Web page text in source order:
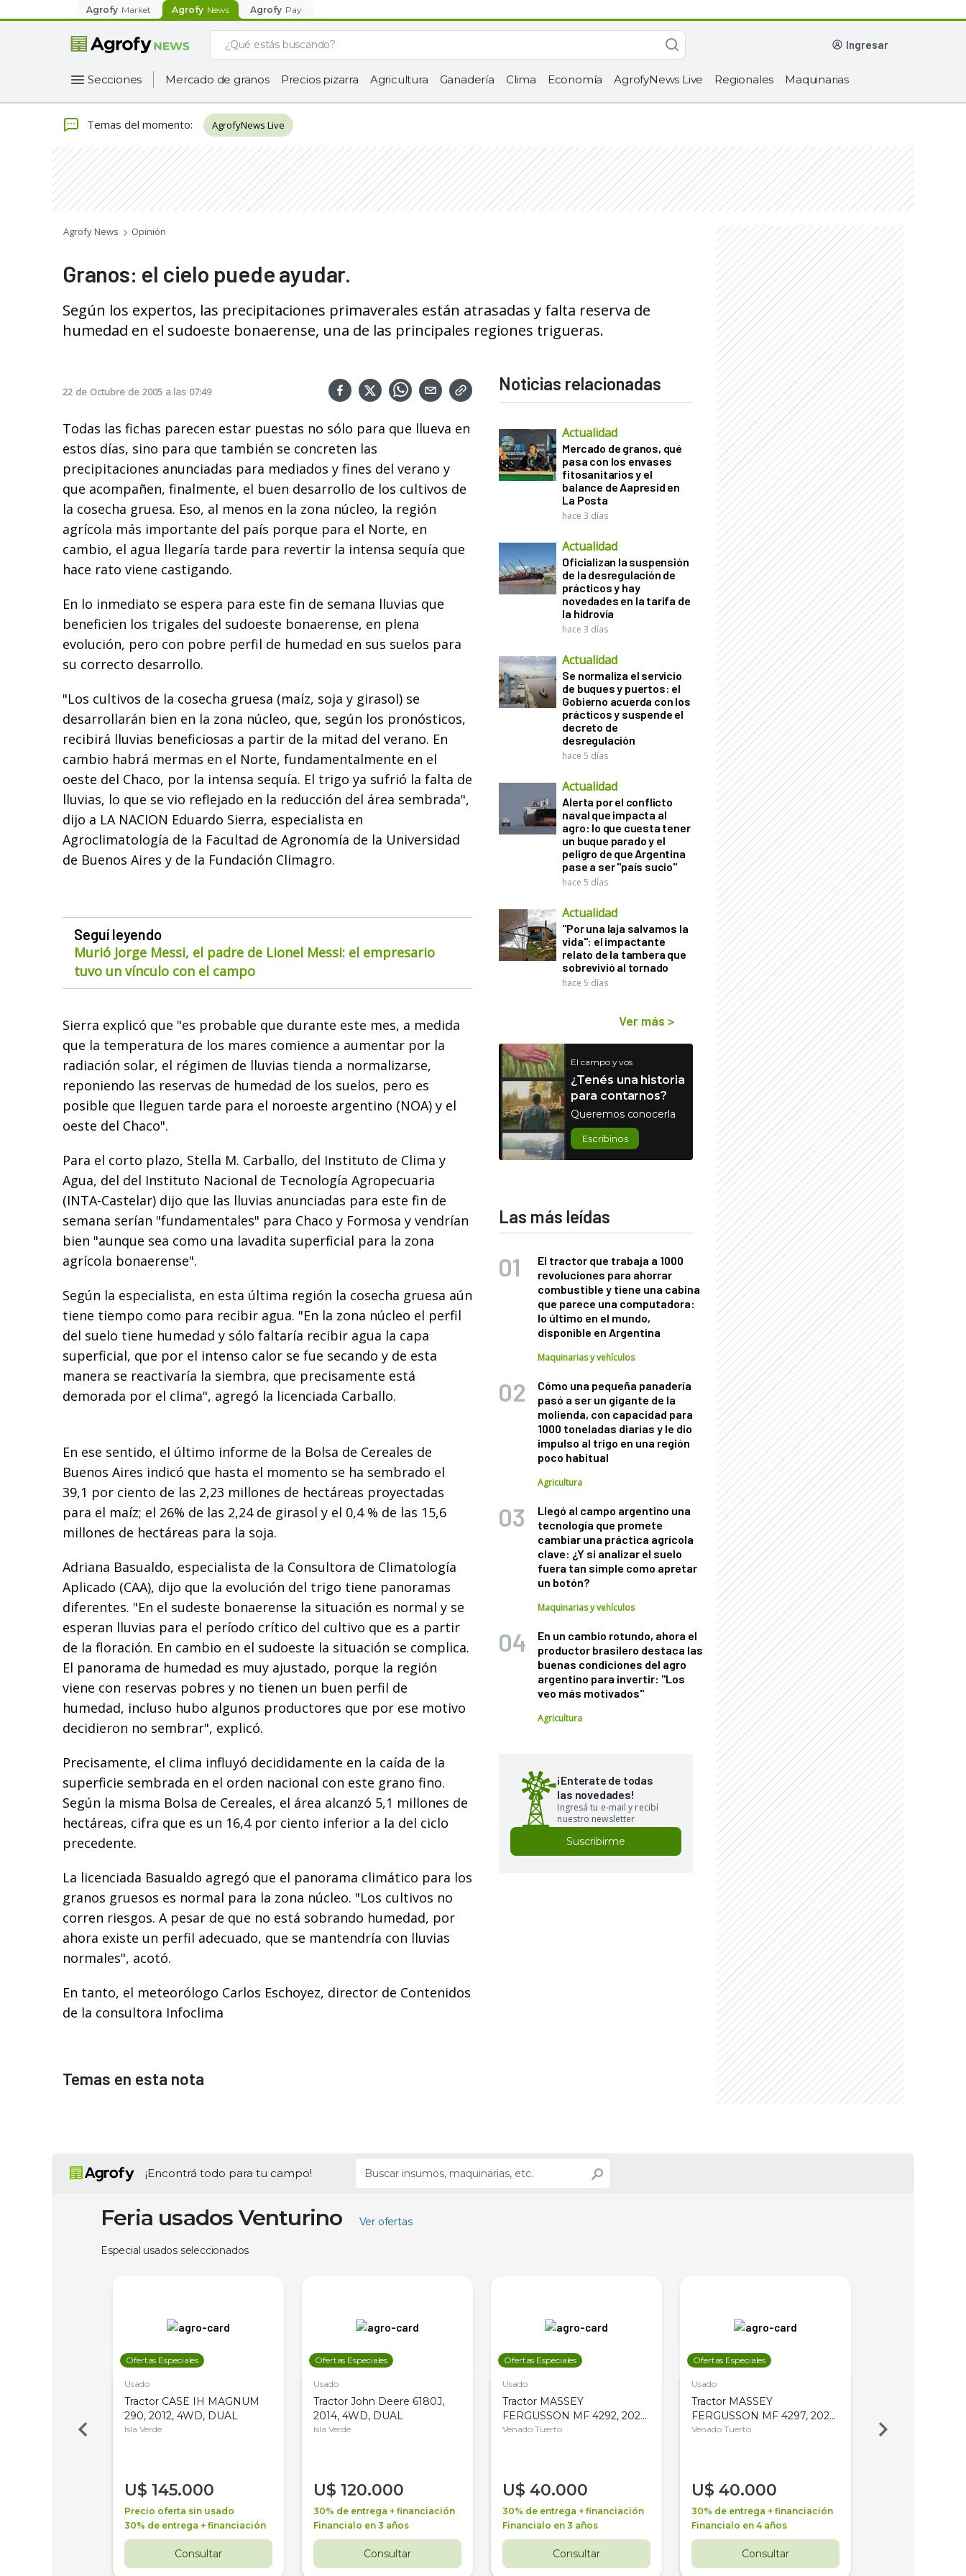
Agrofy Market Agrofy News Agrofy Pay
ingresar
Secciones Mercado de granos Precios pizarra Agricultura Ganadería Clima Economía AgrofyNews Live Regionales Maquinarias
Temas del momento: AgrofyNews Live
Agrofy News Opinión
Granos: el cielo puede ayudar.
Según los expertos, las precipitaciones primaverales están atrasadas y falta reserva de
humedad en el sudoeste bonaerense, una de las principales regiones trigueras.
22 de Octubre de 2005 a las 07:49
Todas las fichas parecen estar puestas no sólo para que llueva en
estos días, sino para que también se concreten las
precipitaciones anunciadas para mediados y fines del verano y
que acompañen, finalmente, el buen desarrollo de los cultivos de
la cosecha gruesa. Eso, al menos en la zona núcleo, la región
agrícola más importante del país porque para el Norte, en
cambio, el agua llegaría tarde para revertir la intensa sequía que
hace rato viene castigando.
En lo inmediato se espera para este fin de semana lluvias que
beneficien los trigales del sudoeste bonaerense, en plena
evolución, pero con pobre perfil de humedad en sus suelos para
su correcto desarrollo.
"Los cultivos de la cosecha gruesa (maíz, soja y girasol) se
desarrollarán bien en la zona núcleo, que, según los pronósticos,
recibirá lluvias beneficiosas a partir de la mitad del verano. En
cambio habrá mermas en el Norte, fundamentalmente en el
oeste del Chaco, por la intensa sequía. El trigo ya sufrió la falta de
lluvias, lo que se vio reflejado en la reducción del área sembrada",
dijo a LA NACION Eduardo Sierra, especialista en
Agroclimatología de la Facultad de Agronomía de la Universidad
de Buenos Aires y de la Fundación Climagro.
Seguí leyendo
Murió Jorge Messi, el padre de Lionel Messi: el empresario
tuvo un vínculo con el campo
Sierra explicó que "es probable que durante este mes, a medida
que la temperatura de los mares comience a aumentar por la
radiación solar, el régimen de lluvias tienda a normalizarse,
reponiendo las reservas de humedad de los suelos, pero es
posible que lleguen tarde para el noroeste argentino (NOA) y el
oeste del Chaco".
Para el corto plazo, Stella M. Carballo, del Instituto de Clima y
Agua, del del Instituto Nacional de Tecnología Agropecuaria
(INTA-Castelar) dijo que las lluvias anunciadas para este fin de
semana serían "fundamentales" para Chaco y Formosa y vendrían
bien "aunque sea como una lavadita superficial para la zona
agrícola bonaerense".
Según la especialista, en esta última región la cosecha gruesa aún
tiene tiempo como para recibir agua. "En la zona núcleo el perfil
del suelo tiene humedad y sólo faltaría recibir agua la capa
superficial, que por el intenso calor se fue secando y de esta
manera se reactivaría la siembra, que precisamente está
demorada por el clima", agregó la licenciada Carballo.
En ese sentido, el último informe de la Bolsa de Cereales de
Buenos Aires indicó que hasta el momento se ha sembrado el
39,1 por ciento de las 2,23 millones de hectáreas proyectadas
para el maíz; el 26% de las 2,24 de girasol y el 0,4 % de las 15,6
millones de hectáreas para la soja.
Adriana Basualdo, especialista de la Consultora de Climatología
Aplicado (CAA), dijo que la evolución del trigo tiene panoramas
diferentes. "En el sudeste bonaerense la situación es normal y se
esperan lluvias para el período crítico del cultivo que es a partir
de la floración. En cambio en el sudoeste la situación se complica.
El panorama de humedad es muy ajustado, porque la región
viene con reservas pobres y no tienen un buen perfil de
humedad, incluso hubo algunos productores que por ese motivo
decidieron no sembrar", explicó.
Precisamente, el clima influyó decididamente en la caída de la
superficie sembrada en el orden nacional con este grano fino.
Según la misma Bolsa de Cereales, el área alcanzó 5,1 millones de
hectáreas, cifra que es un 16,4 por ciento inferior a la del ciclo
precedente.
La licenciada Basualdo agregó que el panorama climático para los
granos gruesos es normal para la zona núcleo. "Los cultivos no
corren riesgos. A pesar de que no está sobrando humedad, por
ahora existe un perfil adecuado, que se mantendría con lluvias
normales", acotó.
En tanto, el meteorólogo Carlos Eschoyez, director de Contenidos
de la consultora Infoclima
Noticias relacionadas
Actualidad
Mercado de granos, qué
pasa con los envases
fitosanitarios y el
balance de Aapresid en
La Posta
hace 3 días
Actualidad
Oficializan la suspensión
de la desregulación de
prácticos y hay
novedades en la tarifa de
la hidrovía
hace 3 días
Actualidad
Se normaliza el servicio
de buques y puertos: el
Gobierno acuerda con los
prácticos y suspende el
decreto de
desregulación
hace 5 días
Actualidad
Alerta por el conflicto
naval que impacta al
agro: lo que cuesta tener
un buque parado y el
peligro de que Argentina
pase a ser "país sucio"
hace 5 días
Actualidad
"Por una laja salvamos la
vida": el impactante
relato de la tambera que
sobrevivió al tornado
hace 5 días
Ver más >
El campo y vos
¿Tenés una historia
para contarnos?
Queremos conocerla
Escribinos
Las más leídas
El tractor que trabaja a 1000
revoluciones para ahorrar
combustible y tiene una cabina
que parece una computadora:
lo último en el mundo,
disponible en Argentina
Maquinarias y vehículos
Cómo una pequeña panadería
pasó a ser un gigante de la
molienda, con capacidad para
1000 toneladas diarias y le dio
impulso al trigo en una región
poco habitual
Agricultura
Llegó al campo argentino una
tecnología que promete
cambiar una práctica agrícola
clave: ¿Y si analizar el suelo
fuera tan simple como apretar
un botón?
Maquinarias y vehículos
En un cambio rotundo, ahora el
productor brasilero destaca las
buenas condiciones del agro
argentino para invertir: "Los
veo más motivados"
Agricultura
¡Enterate de todas
las novedades!
Ingresá tu e-mail y recibí
nuestro newsletter
Suscribirme
Temas en esta nota
¡Encontrá todo para tu campo!
Feria usados Venturino Ver ofertas
Especial usados seleccionados
Ofertas Especiales
Usado
Tractor CASE IH MAGNUM
290, 2012, 4WD, DUAL
Isla Verde
U$ 145.000
Precio oferta sin usado
30% de entrega + financiación
Consultar
Ofertas Especiales
Usado
Tractor John Deere 6180J,
2014, 4WD, DUAL
Isla Verde
U$ 120.000
30% de entrega + financiación
Financialo en 3 años
Consultar
Ofertas Especiales
Usado
Tractor MASSEY
FERGUSSON MF 4292, 2020,
4WD, PATON
Venado Tuerto
U$ 40.000
30% de entrega + financiación
Financialo en 3 años
Consultar
Ofertas Especiales
Usado
Tractor MASSEY
FERGUSSON MF 4297, 2020,
4WD, PATON
Venado Tuerto
U$ 40.000
30% de entrega + financiación
Financialo en 4 años
Consultar
Venado Tuerto